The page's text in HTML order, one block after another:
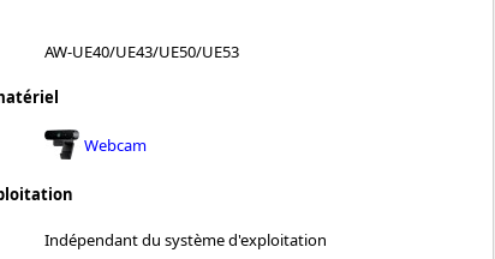
AW-UE40/UE43/UE50/UE53
Webcam
Indépendant du système d'exploitation